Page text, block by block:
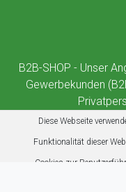
B2B-SHOP - Unser
Gewerbekunden
Diese Webseite
Funktionalität dieser
Cookies zur